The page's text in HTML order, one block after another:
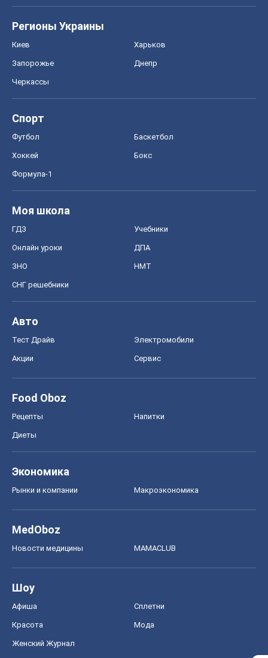
Регионы Украины
Киев Харьков
Запорожье Днепр
Черкассы
Спорт
Футбол Баскетбол
Хоккей Бокс
Формула-1
Моя школа
ГДЗ Учебники
Онлайн уроки ДПА
ЗНО НМТ
СНГ решебники
Авто
Тест Драйв Электромобили
Акции Сервис
Food Oboz
Рецепты Напитки
Диеты
Экономика
Рынки и компании Mакроэкономика
MedOboz
Новости медицины MAMACLUB
Шоу
Афиша Сплетни
Красота Мода
Женский Журнал